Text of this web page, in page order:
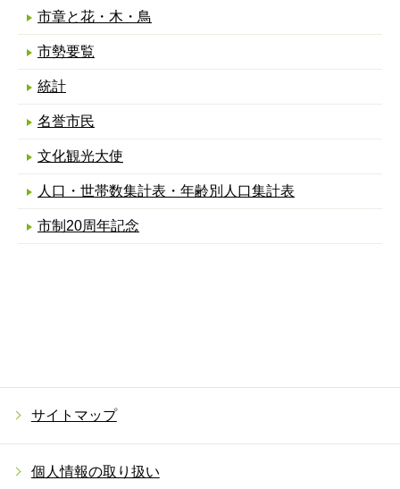
市章と花・木・鳥
市勢要覧
統計
名誉市民
文化観光大使
人口・世帯数集計表・年齢別人口集計表
市制20周年記念
サイトマップ
個人情報の取り扱い